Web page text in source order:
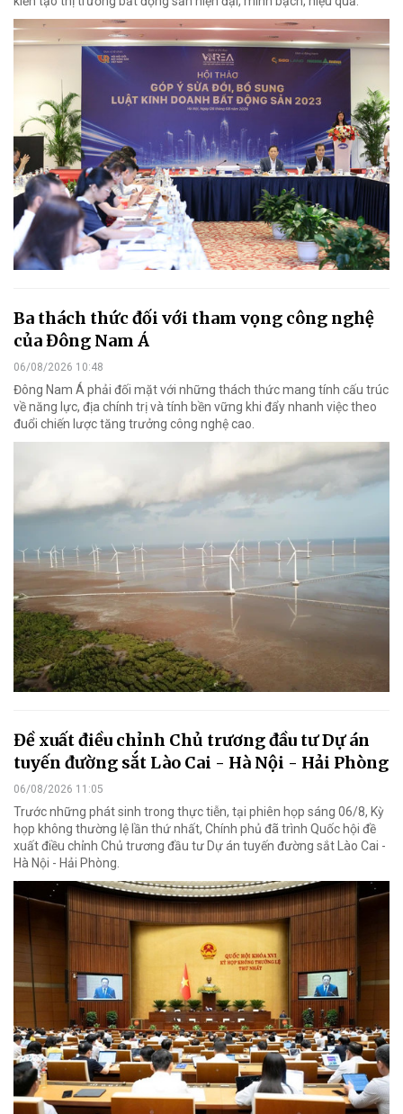
Ba thách thức đối với tham vọng công nghệ
của Đông Nam Á
06/08/2026 10:48
Đông Nam Á phải đối mặt với những thách thức mang tính cấu trúc
về năng lực, địa chính trị và tính bền vững khi đẩy nhanh việc theo
đuổi chiến lược tăng trưởng công nghệ cao.
Đề xuất điều chỉnh Chủ trương đầu tư Dự án
tuyến đường sắt Lào Cai - Hà Nội - Hải Phòng
06/08/2026 11:05
Trước những phát sinh trong thực tiễn, tại phiên họp sáng 06/8, Kỳ
họp không thường lệ lần thứ nhất, Chính phủ đã trình Quốc hội đề
xuất điều chỉnh Chủ trương đầu tư Dự án tuyến đường sắt Lào Cai -
Hà Nội - Hải Phòng.